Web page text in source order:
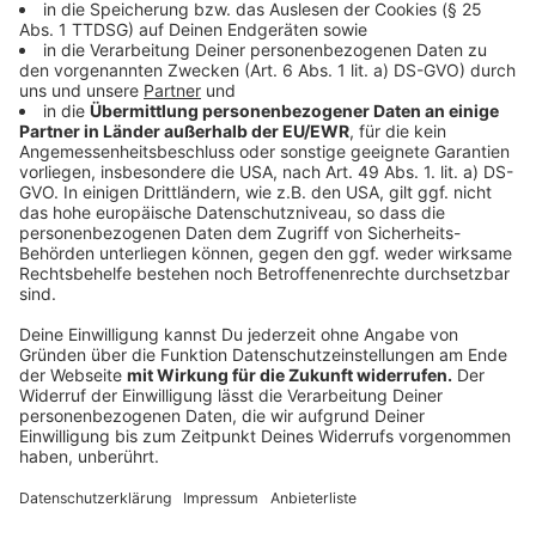
Anzeige
Nach vielen Jahren Pause findet im zakk wieder die
Pixelbörsestatt. Ausstellerinnen und Aussteller aus
ganz Deutschland kommen am Sonntag vorbei, um ihre
Spiele, verschiedene Konsolen und Spieleplattformen
vorzustellen. Neben jeder Menge Retro Games, wird
es auch alte Klassiker, sowie Merch und Infostände
geben. Außerdem werden auch einige Spielekonsolen
bereitstehen, um die Spiele direkt auszuprobieren. Los
geht's um 12 Uhr. Tickets kosten 4 Euro.
Anzeige
Stick und Yap im WOHNZ1MMER
Anzeige